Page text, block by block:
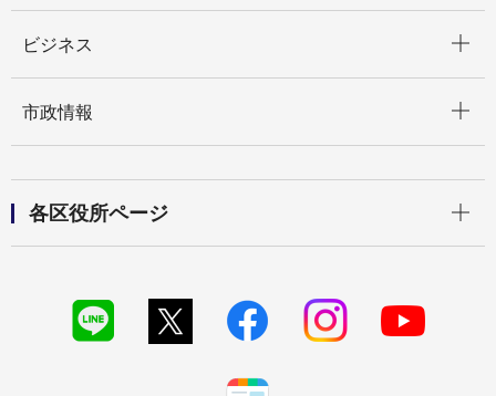
ビジネス
市政情報
各区役所ページ